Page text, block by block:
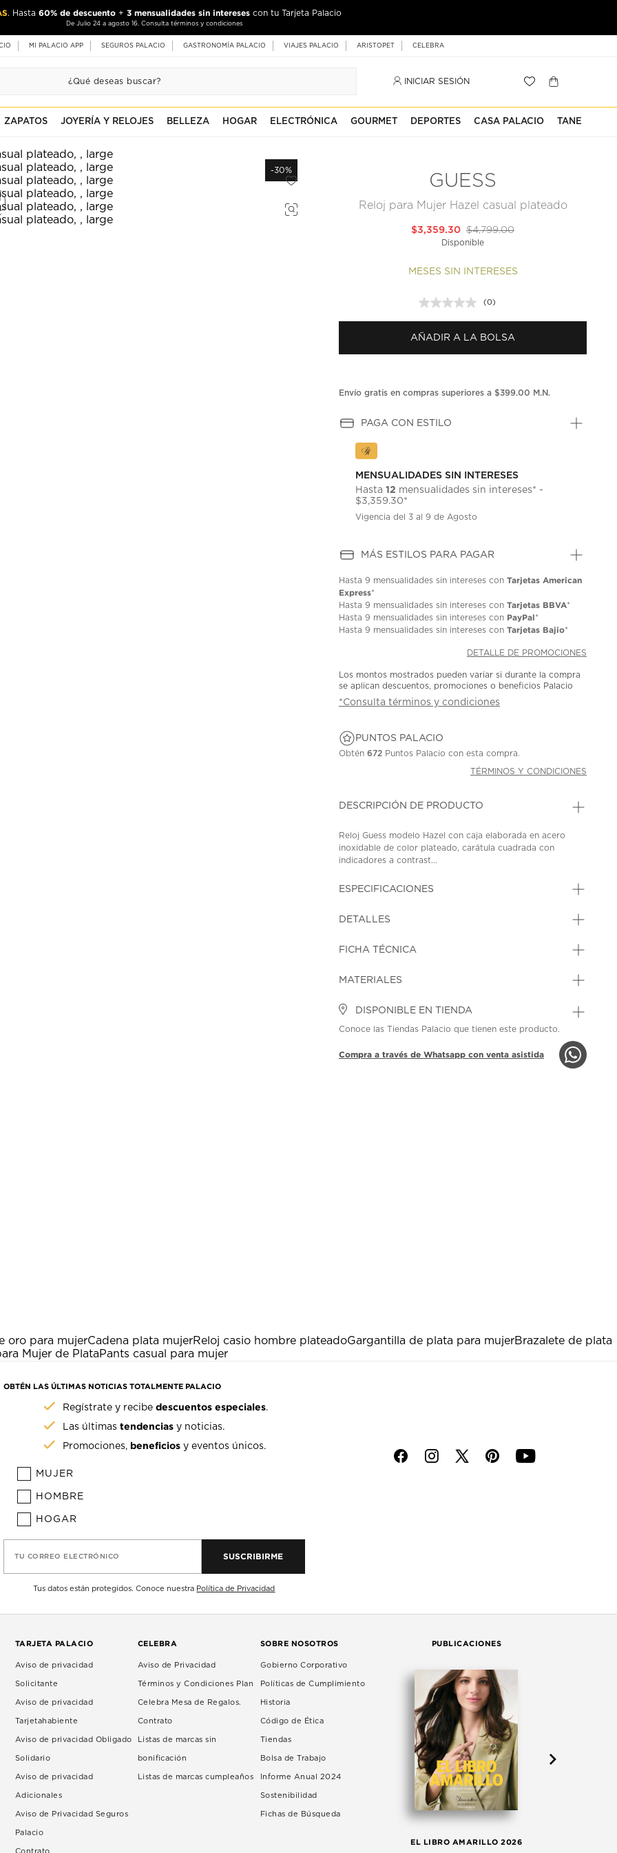
. Hasta 60% de descuento + 3 mensualidades sin intereses con tu Tarjeta Palacio
De Julio 24 a agosto 16. Consulta términos y condiciones
MI PALACIO APP SEGUROS PALACIO GASTRONOMÍA PALACIO VIAJES PALACIO ARISTOPET CELEBRA
INICIAR SESIÓN
ZAPATOS JOYERÍA Y RELOJES BELLEZA HOGAR ELECTRÓNICA GOURMET DEPORTES CASA PALACIO TANE
-30%
GUESS
Reloj para Mujer Hazel casual plateado
$4,799.00
$3,359.30
Disponible
MESES SIN INTERESES
Sin
puntuación.
en
la
(0)
AÑADIR A LA BOLSA
Envío gratis en compras superiores a $399.00 M.N.
PAGA CON ESTILO
MENSUALIDADES SIN INTERESES
Hasta12 mensualidades sin intereses* -
$3,359.30*
Vigencia del 3 al 9 de Agosto
MÁS ESTILOS PARA PAGAR
Hasta9 mensualidades sin intereses conTarjetas American
Express*
Hasta9 mensualidades sin intereses conTarjetas BBVA*
Hasta9 mensualidades sin intereses con PayPal*
Hasta9 mensualidades sin intereses conTarjetas Bajio*
DETALLE DE PROMOCIONES
Los montos mostrados pueden variar si durante la compra
se aplican descuentos, promociones o beneficios Palacio
*Consulta términos y condiciones
PUNTOS PALACIO
Obtén672 Puntos Palacio con esta compra.
TÉRMINOS Y CONDICIONES
DESCRIPCIÓN DE PRODUCTO
Reloj Guess modelo Hazel con caja elaborada en acero
inoxidable de color plateado, carátula cuadrada con
indicadores a contrast...
ESPECIFICACIONES
DETALLES
FICHA TÉCNICA
MATERIALES
DISPONIBLE EN TIENDA
Conoce las Tiendas Palacio que tienen este producto.
Compra a través de Whatsapp con venta asistida
oro para mujerCadena plata mujerReloj casio hombre plateadoGargantilla de plata para mujerBrazalete de plata
Mujer de PlataPants casual para mujer
OBTÉN LAS ÚLTIMAS NOTICIAS TOTALMENTE PALACIO
Regístrate y recibedescuentos especiales.
Las últimastendencias y noticias.
Promociones, beneficios y eventos únicos.
MUJER
HOMBRE
HOGAR
TU CORREO ELECTRÓNICO SUSCRIBIRME
Tus datos están protegidos. Conoce nuestra Política de Privacidad
f i p y
TARJETA PALACIO
Aviso de privacidad
Solicitante
Aviso de privacidad
Tarjetahabiente
Aviso de privacidad Obligado
Solidario
Aviso de privacidad
Adicionales
Aviso de Privacidad Seguros
Palacio
Contrato
CELEBRA
Aviso de Privacidad
Términos y Condiciones Plan
Celebra Mesa de Regalos.
Contrato
Listas de marcas sin
bonificación
Listas de marcas cumpleaños
SOBRE NOSOTROS
Gobierno Corporativo
Políticas de Cumplimiento
Historia
Código de Ética
Tiendas
Bolsa de Trabajo
Informe Anual 2024
Sostenibilidad
Fichas de Búsqueda
PUBLICACIONES
EL LIBRO AMARILLO 2026